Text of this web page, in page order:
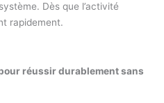
Dès que l’activité
rapidement.
réussir durablement sans